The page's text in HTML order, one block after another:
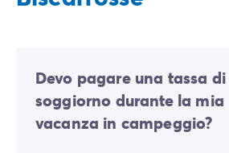
Devo pagare una tassa di
soggiorno durante la mia
vacanza in campeggio?